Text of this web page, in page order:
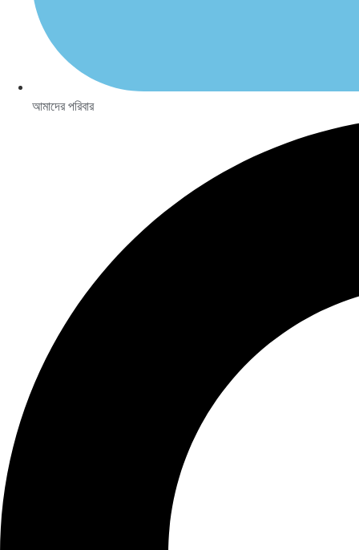
আমাদের পরিবার